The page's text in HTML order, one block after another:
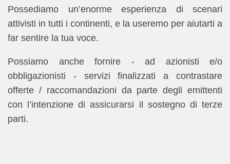
Possediamo un’enorme esperienza di scenari
attivisti in tutti i continenti, e la useremo per aiutarti a
far sentire la tua voce.
Possiamo anche fornire - ad azionisti e/o
obbligazionisti - servizi finalizzati a contrastare
offerte / raccomandazioni da parte degli emittenti
con l’intenzione di assicurarsi il sostegno di terze
parti.